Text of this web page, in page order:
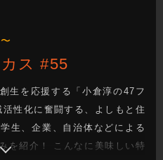
カス #55
生を応援する「小倉淳の47フ
性化に奮闘する、よしもと住
生、企業、自治体などによる
を紹介！ こんなに美味しい特